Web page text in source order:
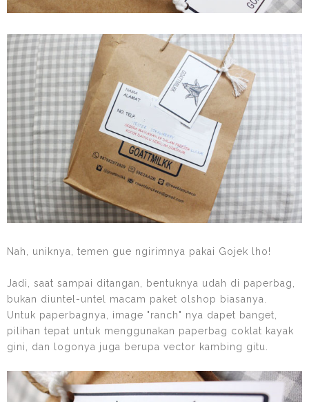
Nah, uniknya, temen gue ngirimnya pakai Gojek lho!
Jadi, saat sampai ditangan, bentuknya udah di paperbag,
bukan diuntel-untel macam paket olshop biasanya.
Untuk paperbagnya, image "ranch" nya dapet banget,
pilihan tepat untuk menggunakan paperbag coklat kayak
gini, dan logonya juga berupa vector kambing gitu.